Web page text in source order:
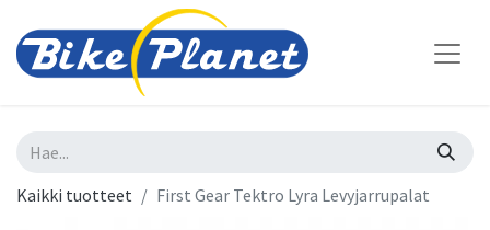
Kaikki tuotteet First Gear Tektro Lyra Levyjarrupalat